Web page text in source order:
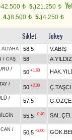
42.500 t 5.)21.250 t
4.)8.500 t 5.)4.250 t
Sıklet Jokey
ALTAHA 58,5
V.ABİŞ
/ CAŞ 58 A.YILDIZ
/
50 +1.60
/
50 +2.00 Ç.TAŞCI
/
57,5
55,5 +0.40
/
50,5 +2.00